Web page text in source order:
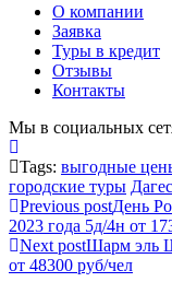
О компании
Заявка
Туры в кредит
Отзывы
Контакты
Мы в социальных
Tags: выгодные
городские туры
Previous postДень
2023 года 5д/4н от
Next postШарм эль
от 48300 руб/чел